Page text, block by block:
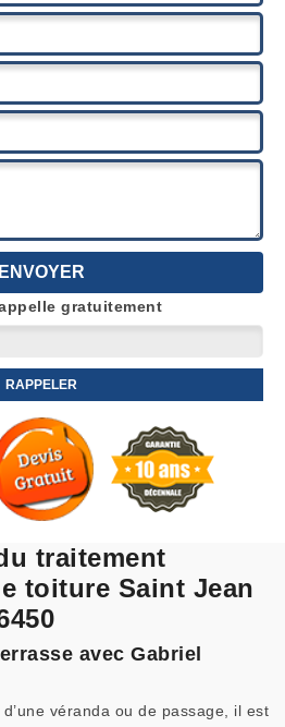
gratuitement
traitement
toiture Saint Jean
avec Gabriel
véranda ou de passage, il est